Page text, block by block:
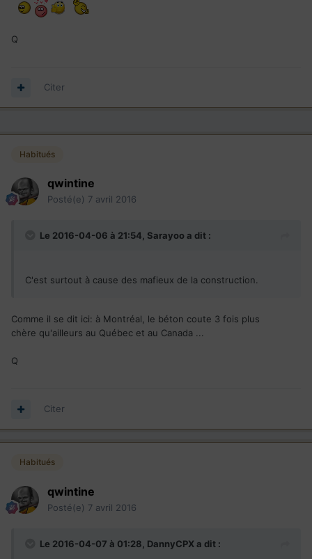
Q
Citer
Habitués
qwintine
Posté(e) 7 avril 2016
Le 2016-04-06 à 21:54, Sarayooa dit :
C'est surtout à cause des mafieux de la construction.
Comme il se dit ici: à Montréal, le béton coute 3 fois plus
chère qu'ailleurs au Québec et au Canada ...
Q
Citer
Habitués
qwintine
Posté(e) 7 avril 2016
Le 2016-04-07 à 01:28, DannyCPX a dit :